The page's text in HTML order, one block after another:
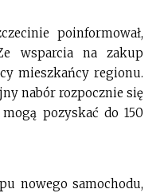
poinformował,
wsparcia na zakup
mieszkańcy regionu.
nabór rozpocznie się
pozyskać do 150
nowego samochodu,